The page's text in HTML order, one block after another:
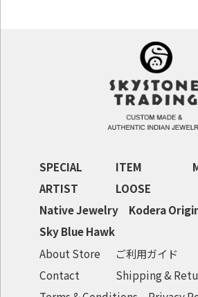
SPECIAL ITEM
ARTIST
LOOSE
Native Jewelry
Kodera
Sky Blue Hawk
About Store
ご利用ガイド
Contact
Shipping &